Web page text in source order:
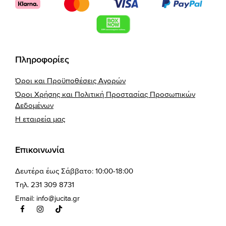
Πληροφορίες
Όροι και Προϋποθέσεις Αγορών
Όροι Χρήσης και Πολιτική Προστασίας Προσωπικών
Δεδομένων
Η εταιρεία μας
Επικοινωνία
Δευτέρα έως Σάββατο: 10:00-18:00
Τηλ. 231 309 8731
Email: info@jucita.gr